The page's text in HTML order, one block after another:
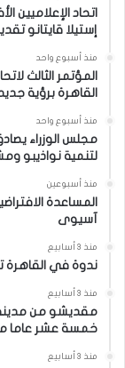
اتحاد الإعلاميين
إستيلا قايتانو
منذ أسبوع واحد
المؤتمر الثالث
القاهرة برؤية
منذ أسبوع واحد
مجلس الوزراء
لتنمية نواذيبو
منذ أسبوعين
المساعدة
آسيوى
منذ 3 أسابيع
ندوة في القاهرة
منذ 3 أسابيع
مقديشو من
خمسة عشر عاما
منذ 3 أسابيع